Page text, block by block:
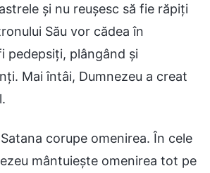
şi nu reuşesc să fie răpiţi
Său vor cădea în
pedepsiţi, plângând şi
Mai întâi, Dumnezeu a creat
corupe omenirea. În cele
mântuieşte omenirea tot pe